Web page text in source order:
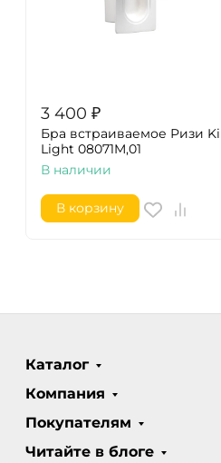
3 400 ₽
Бра встраиваемое Ризи
Light 08071M,01
В наличии
В корзину
Каталог
Компания
Покупателям
Читайте в блоге